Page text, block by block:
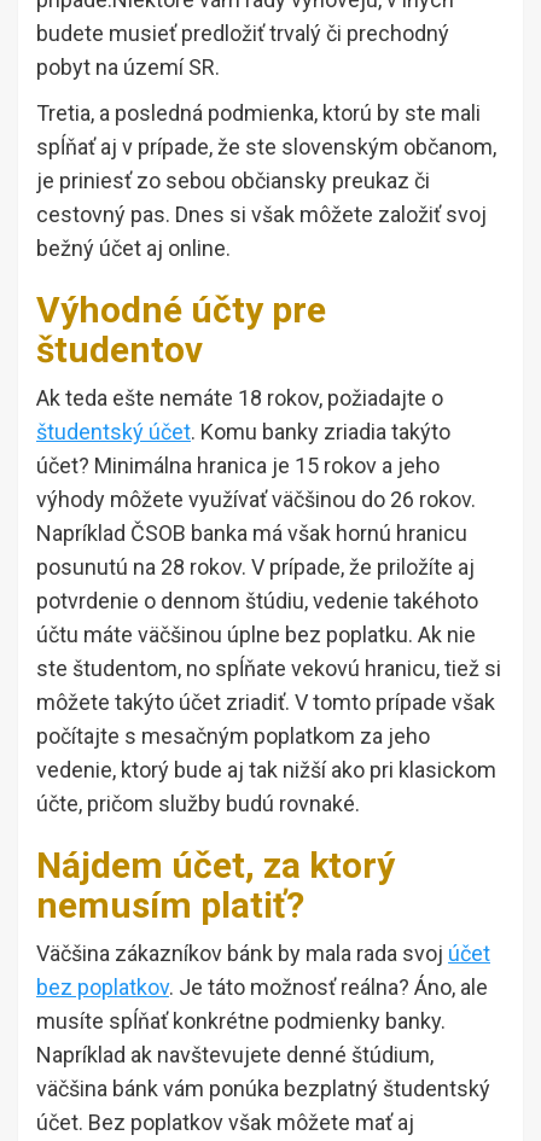
budete musieť predložiť trvalý či prechodný
pobyt na území SR.
Tretia, a posledná podmienka, ktorú by ste mali
spĺňať aj v prípade, že ste slovenským občanom,
je priniesť zo sebou občiansky preukaz či
cestovný pas. Dnes si však môžete založiť svoj
bežný účet aj online.
Výhodné účty pre
študentov
Ak teda ešte nemáte 18 rokov, požiadajte o
študentský účet. Komu banky zriadia takýto
účet? Minimálna hranica je 15 rokov a jeho
výhody môžete využívať väčšinou do 26 rokov.
Napríklad ČSOB banka má však hornú hranicu
posunutú na 28 rokov. V prípade, že priložíte aj
potvrdenie o dennom štúdiu, vedenie takéhoto
účtu máte väčšinou úplne bez poplatku. Ak nie
ste študentom, no spĺňate vekovú hranicu, tiež si
môžete takýto účet zriadiť. V tomto prípade však
počítajte s mesačným poplatkom za jeho
vedenie, ktorý bude aj tak nižší ako pri klasickom
účte, pričom služby budú rovnaké.
Nájdem účet, za ktorý
nemusím platiť?
Väčšina zákazníkov bánk by mala rada svoj účet
bez poplatkov. Je táto možnosť reálna? Áno, ale
musíte spĺňať konkrétne podmienky banky.
Napríklad ak navštevujete denné štúdium,
väčšina bánk vám ponúka bezplatný študentský
účet. Bez poplatkov však môžete mať aj